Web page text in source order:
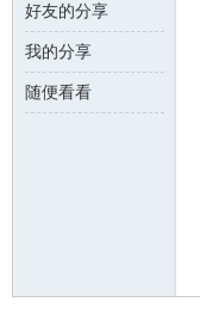
吾 ›
好友的分享
我的分享
随便看看